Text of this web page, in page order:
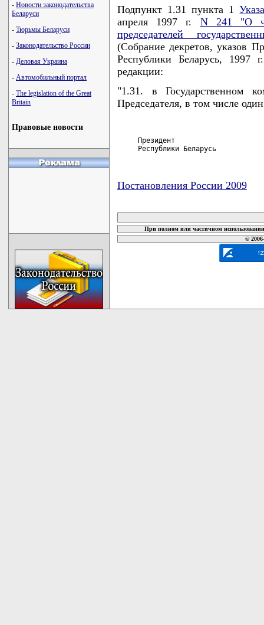
- Новости законодательства
Беларуси
- Тюрьмы Беларуси
- Законодательство России
- Деловая Украина
- Автомобильный портал
- The legislation of the Great
Britain
Правовые новости
Подпункт 1.31 пункта 1
апреля 1997 г. N 241 "О
председателей
(Собрание декретов, указов
Республики Беларусь,
редакции:
"1.31. в Государственном
Председателя, в том числе
     Президент
Республики Беларусь
Постановления России 2009
При полном или частичном
©